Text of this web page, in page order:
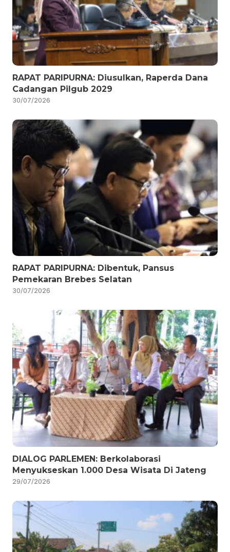
RAPAT PARIPURNA: Diusulkan, Raperda Dana
Cadangan Pilgub 2029
30/07/2026
RAPAT PARIPURNA: Dibentuk, Pansus
Pemekaran Brebes Selatan
30/07/2026
DIALOG PARLEMEN: Berkolaborasi
Menyukseskan 1.000 Desa Wisata Di Jateng
29/07/2026